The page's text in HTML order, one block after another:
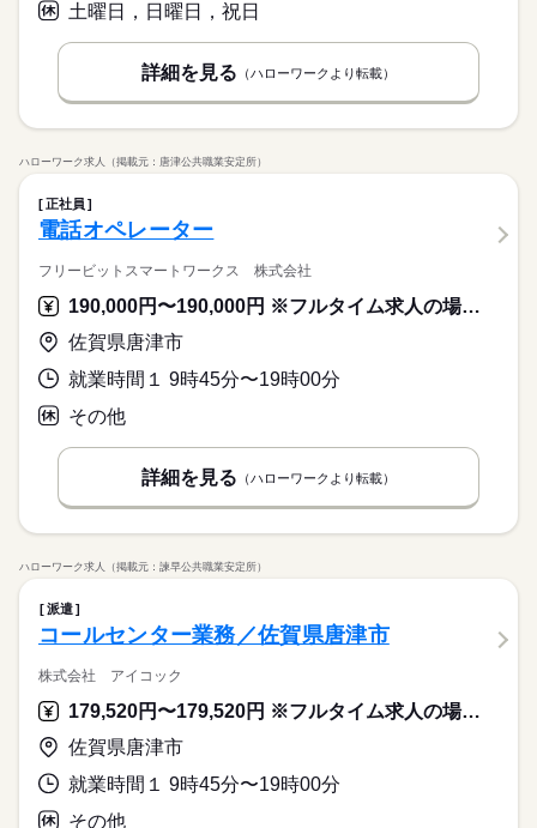
土曜日，日曜日，祝日
詳細を見る （ハローワークより転載）
ハローワーク求人（掲載元：唐津公共職業安定所）
正社員
電話オペレーター
フリービットスマートワークス 株式会社
190,000円〜190,000円 ※フルタイム求人の場合は月額（換算額）、パート求人の場合は時間額を表示しています。
佐賀県唐津市
就業時間１ 9時45分〜19時00分
その他
詳細を見る （ハローワークより転載）
ハローワーク求人（掲載元：諫早公共職業安定所）
派遣
コールセンター業務／佐賀県唐津市
株式会社 アイコック
179,520円〜179,520円 ※フルタイム求人の場合は月額（換算額）、パート求人の場合は時間額を表示しています。
佐賀県唐津市
就業時間１ 9時45分〜19時00分
その他